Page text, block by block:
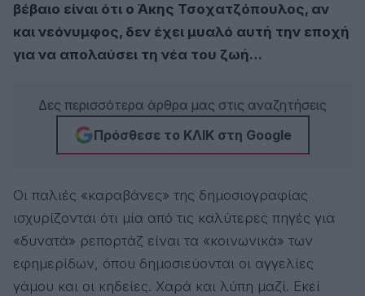
βέβαιο είναι ότι ο Άκης Τσοχατζόπουλος, αν
και νεόνυμφος, δεν έχει μυαλό αυτή την εποχή
για να απολαύσει τη νέα του ζωή…
Δες περισσότερα άρθρα μας στις αναζητήσεις
Πρόσθεσε το ΚΛΙΚ στη Google
Οι παλιές «καραβάνες» της δημοσιογραφίας
ισχυρίζονται ότι μία από τις καλύτερες πηγές για
«δυνατά» ρεπορτάζ είναι τα «κοινωνικά» των
εφημερίδων, όπου δημοσιεύονται οι αγγελίες
γάμου και οι κηδείες. Χαρά και λύπη μαζί. Εκεί